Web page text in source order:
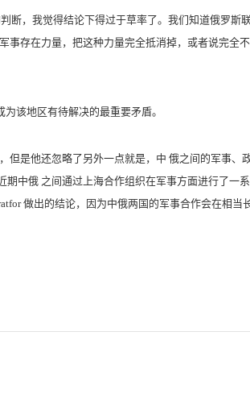
断，我觉得结论下得过于草率了。我们知道俄罗斯
存在力量，把这种力量完全抵消掉，或者说完全
该地区有待解决的最重要矛盾。
是他还忽略了另外一点就是，中 俄之间的军事、
中俄 之间通过上海合作组织在军事方面进行了一
做出的结论，因为中俄两国的军事合作会在相当